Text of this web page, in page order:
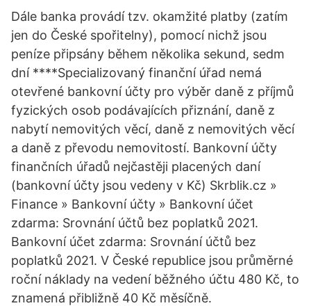
Dále banka provádí tzv. okamžité platby (zatím
jen do České spořitelny), pomocí nichž jsou
peníze připsány během několika sekund, sedm
dní ****Specializovaný finanční úřad nemá
otevřené bankovní účty pro výběr daně z příjmů
fyzických osob podávajících přiznání, daně z
nabytí nemovitých věcí, daně z nemovitých věcí
a daně z převodu nemovitostí. Bankovní účty
finančních úřadů nejčastěji placených daní
(bankovní účty jsou vedeny v Kč) Skrblik.cz »
Finance » Bankovní účty » Bankovní účet
zdarma: Srovnání účtů bez poplatků 2021.
Bankovní účet zdarma: Srovnání účtů bez
poplatků 2021. V České republice jsou průměrné
roční náklady na vedení běžného účtu 480 Kč, to
znamená přibližně 40 Kč měsíčně.